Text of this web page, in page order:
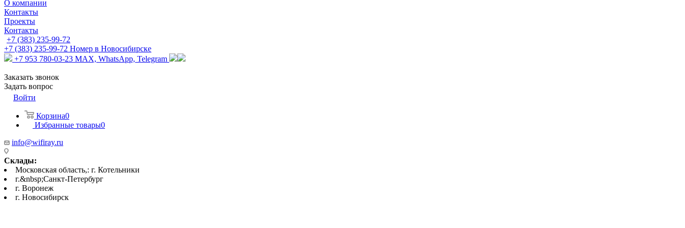
О компании
Контакты
Проекты
Контакты
+7 (383) 235-99-72
+7 (383) 235-99-72 Номер в Новосибирске
+7 953 780-03-23 MAX, WhatsApp, Telegram
Заказать звонок
Задать вопрос
Войти
Корзина0
Избранные товары0
info@wifiray.ru
Склады:
Московская область,: г. Котельники
г.&nbsp;Санкт-Петербург
г. Воронеж
г. Новосибирск